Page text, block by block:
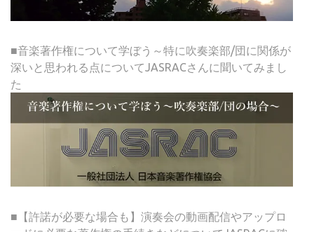
■音楽著作権について学ぼう～特に吹奏楽部/団に関係が
深いと思われる点についてJASRACさんに聞いてみまし
た
■【許諾が必要な場合も】演奏会の動画配信やアップロ